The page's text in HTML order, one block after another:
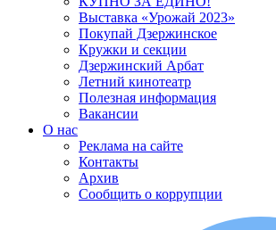
Выставка «Урожай 2023»
Покупай Дзержинское
Кружки и секции
Дзержинский Арбат
Летний кинотеатр
Полезная информация
Вакансии
О нас
Реклама на сайте
Контакты
Архив
Сообщить о коррупции